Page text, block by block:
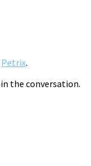
Petrix.
the conversation.